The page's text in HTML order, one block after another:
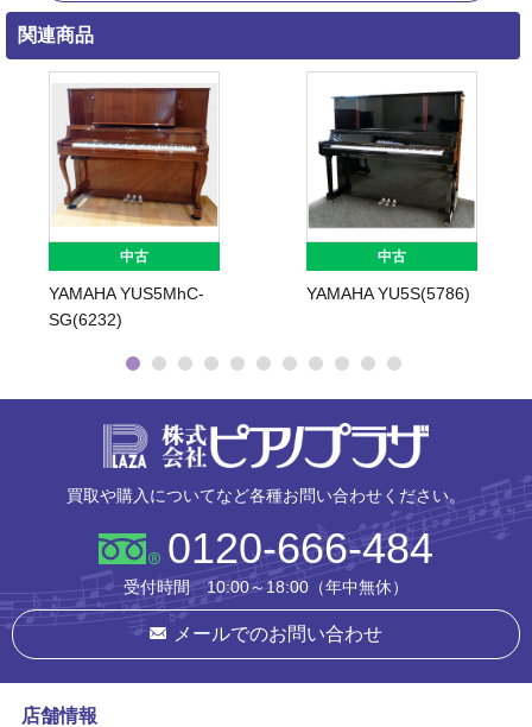
関連商品
中古
YAMAHA YUS5MhC-
SG(6232)
中古
YAMAHA YU5S(5786)
買取や購入についてなど各種お問い合わせください。
0120-666-484
受付時間 10:00～18:00（年中無休）
メールでのお問い合わせ
店舗情報